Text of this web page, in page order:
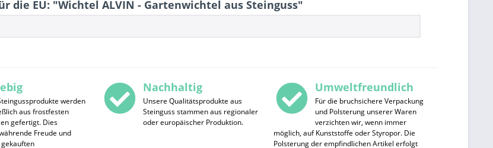
EU: "Wichtel ALVIN - Gartenwichtel aus Steinguss"
werden
aus frostfesten
gefertigt. Dies
Freude und
Nachhaltig
Unsere Qualitätsprodukte aus
Steinguss stammen aus regionaler
oder europäischer Produktion.
Umweltfreundlich
Für die bruchsichere Verpackung
und Polsterung unserer Waren
verzichten wir, wenn immer
möglich, auf Kunststoffe oder Styropor. Die
Polsterung der empfindlichen Artikel erfolgt